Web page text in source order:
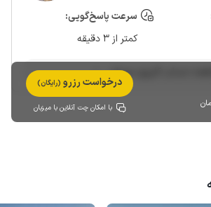
سرعت پاسخ‌گویی:
کمتر از 3 دقیقه
حساب کاربری میزبان
درخواست رزرو (رایگان)
با امکان چت آنلاین با میزبان